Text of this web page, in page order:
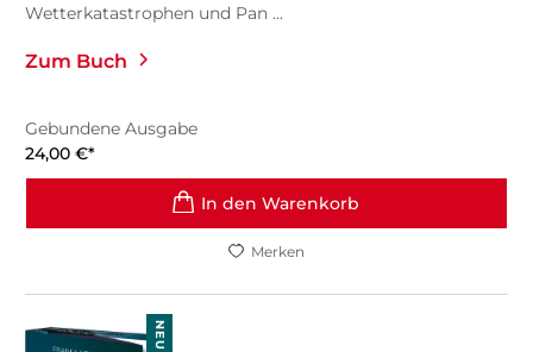
Wetterkatastrophen und Pan ...
Zum Buch
Gebundene Ausgabe
24,00 €*
In den Warenkorb
Merken
NEU